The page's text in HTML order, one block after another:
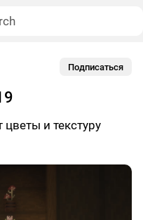
Подписаться
и текстуру